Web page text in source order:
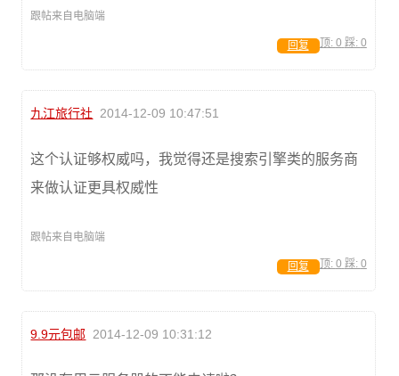
跟帖来自电脑端
顶: 0 踩: 0
回复
九江旅行社 2014-12-09 10:47:51
这个认证够权威吗，我觉得还是搜索引擎类的服务商
来做认证更具权威性
跟帖来自电脑端
顶: 0 踩: 0
回复
9.9元包邮 2014-12-09 10:31:12